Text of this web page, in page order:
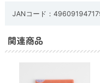
JANコード：
関連商品